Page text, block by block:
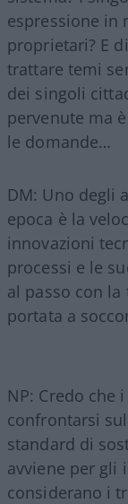
espressione in
proprietari? E
trattare temi
dei singoli
pervenute ma
le domande…
DM: Uno degli
epoca è la
innovazioni
processi e le
al passo con
portata a
NP: Credo che
confrontarsi
standard di
avviene per gli
considerano i